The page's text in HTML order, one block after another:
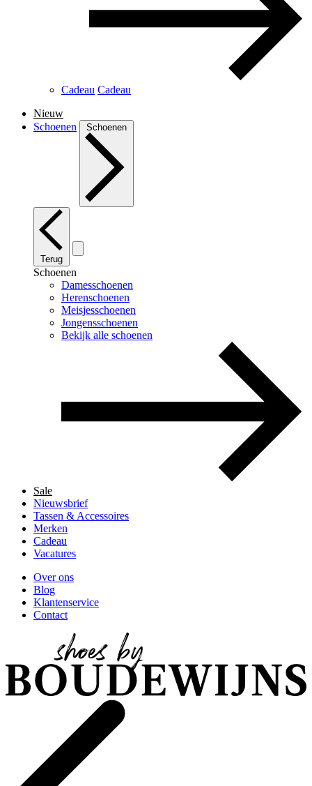
Cadeau Cadeau
Nieuw
Schoenen
Schoenen
Terug
Schoenen
Damesschoenen
Herenschoenen
Meisjesschoenen
Jongensschoenen
Bekijk alle schoenen
Sale
Nieuwsbrief
Tassen & Accessoires
Merken
Cadeau
Vacatures
Over ons
Blog
Klantenservice
Contact